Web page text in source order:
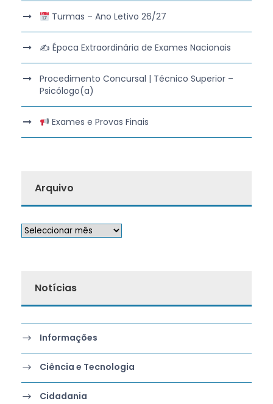
Turmas – Ano Letivo 26/27
✍️ Época Extraordinária de Exames Nacionais
Procedimento Concursal | Técnico Superior –
Psicólogo(a)
Exames e Provas Finais
Arquivo
Notícias
Informações
Ciência e Tecnologia
Cidadania